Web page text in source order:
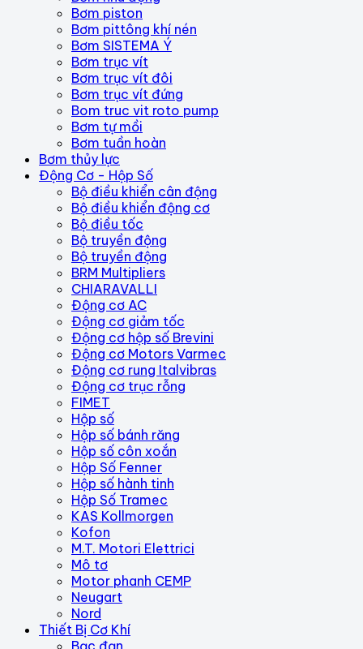
Bơm piston
Bơm pittông khí nén
Bơm SISTEMA Ý
Bơm trục vít
Bơm trục vít đôi
Bơm trục vít đứng
Bom truc vit roto pump
Bơm tự mồi
Bơm tuần hoàn
Bơm thủy lực
Động Cơ - Hộp Số
Bộ điều khiển cân động
Bộ điều khiển động cơ
Bộ điều tốc
Bộ truyền động
Bộ truyền động
BRM Multipliers
CHIARAVALLI
Động cơ AC
Động cơ giảm tốc
Động cơ hộp số Brevini
Động cơ Motors Varmec
Động cơ rung Italvibras
Động cơ trục rỗng
FIMET
Hộp số
Hộp số bánh răng
Hộp số côn xoắn
Hộp Số Fenner
Hộp số hành tinh
Hộp Số Tramec
KAS Kollmorgen
Kofon
M.T. Motori Elettrici
Mô tơ
Motor phanh CEMP
Neugart
Nord
Thiết Bị Cơ Khí
Bạc đạn